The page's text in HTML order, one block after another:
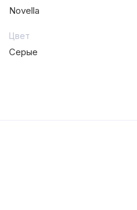
Novella
Цвет
Серые